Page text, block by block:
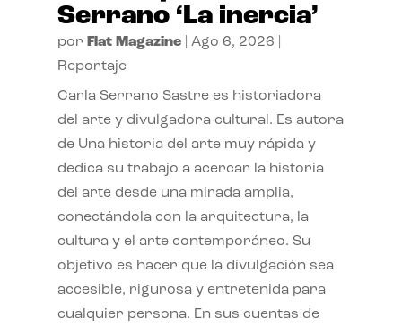
Serrano ‘La inercia’
por Flat Magazine| Ago 6, 2026
Reportaje
Carla Serrano Sastre es historiadora
del arte y divulgadora cultural. Es autora
de Una historia del arte muy rápida y
dedica su trabajo a acercar la historia
del arte desde una mirada amplia,
conectándola con la arquitectura, la
cultura y el arte contemporáneo. Su
objetivo es hacer que la divulgación sea
accesible, rigurosa y entretenida para
cualquier persona. En sus cuentas de